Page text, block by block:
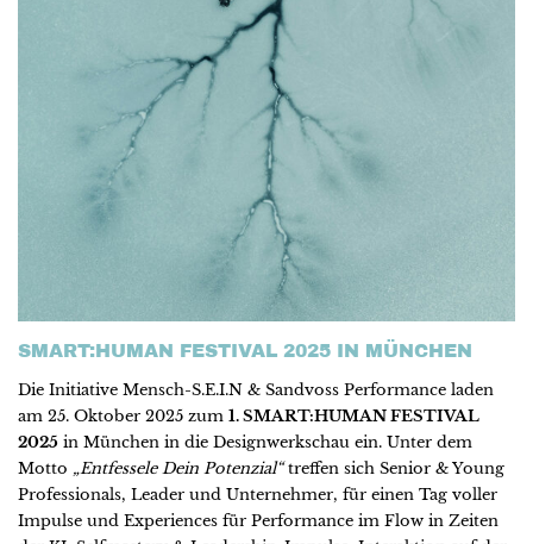
SMART:HUMAN FESTIVAL 2025 IN MÜNCHEN
Die Initiative Mensch-S.E.I.N & Sandvoss Performance laden
am 25. Oktober 2025 zum 1. SMART:HUMAN FESTIVAL
2025 in München in die Designwerkschau ein. Unter dem
Motto „Entfessele Dein Potenzial“treffen sich Senior & Young
Professionals, Leader und Unternehmer, für einen Tag voller
Impulse und Experiences für Performance im Flow in Zeiten